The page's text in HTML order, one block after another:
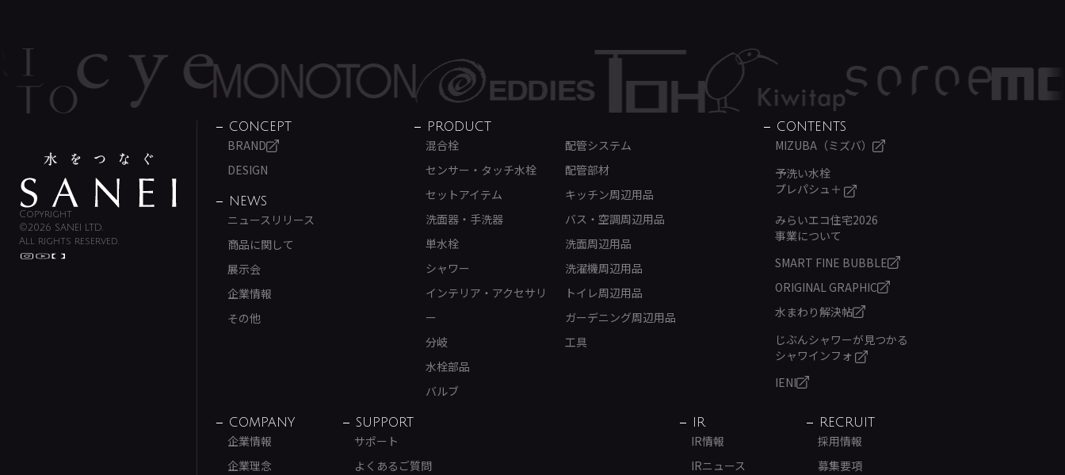
Copyright
©2026 SANEI LTD.
All rights reserved.
CONCEPT
BRAND
DESIGN
NEWS
ニュースリリース
商品に関して
展示会
企業情報
その他
PRODUCT
混合栓
センサー・タッチ水栓
セットアイテム
洗面器・手洗器
単水栓
シャワー
インテリア・アクセサリ
ー
分岐
水栓部品
バルブ
配管システム
配管部材
キッチン周辺用品
バス・空調周辺用品
洗面周辺用品
洗濯機周辺用品
トイレ周辺用品
ガーデニング周辺用品
工具
CONTENTS
MIZUBA（ミズバ）
予洗い水栓
プレパシュ＋
みらいエコ住宅2026
事業について
SMART FINE BUBBLE
ORIGINAL GRAPHIC
水まわり解決帖
じぶんシャワーが見つかる
シャワインフォ
IENI
COMPANY
企業情報
企業理念
SUPPORT
サポート
よくあるご質問
IR
IR情報
IRニュース
RECRUIT
採用情報
募集要項